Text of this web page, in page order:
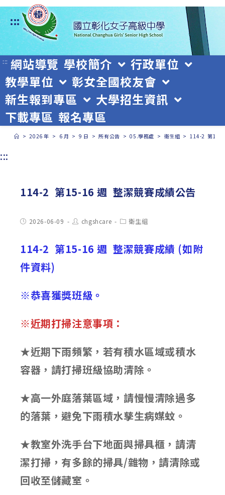
跳
轉
至
主
要
內
容
:::
::: 網站導覽 學校簡介
行政單位
教學單位
彰女全國校友會
新生報到專區
大學招生資訊
下載專區 報名專區
> 2026 年 > 6 月 > 9 日 > 所有公告 > 05.學務處 > 衛生組 > 114-2 第15-
:::
114-2 第15-16 週 整潔競賽成績公告
Post2026-06-09
Post
author:
chgshcare
Post衛生組
114-2 第15-16 週 整潔競賽成績 (如附
件資料)
※恭喜獲獎班級。
※近期打掃注意事項：
★近期下雨頻繁，若有積水區域或積水
容器，請打掃班級協助清除。
★高一外庭落葉區域，請慢慢清除過多
的落葉，避免下雨積水孳生病媒蚊。
★教室外洗手台下地面與掃具櫃，請清
潔打掃，有多餘的掃具/雜物，請清除或
回收至儲藏室。